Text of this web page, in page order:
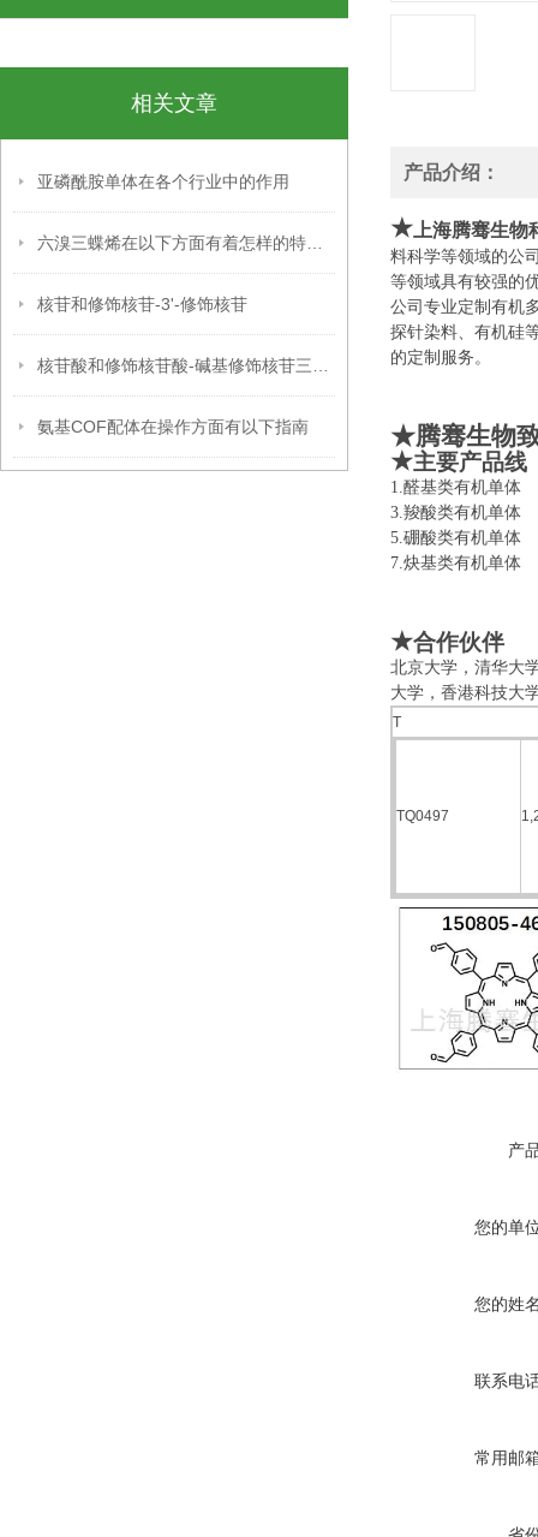
相关文章
亚磷酰胺单体在各个行业中的作用
核苷和修饰核苷-3'-修饰核苷
氨基COF配体在操作方面有以下指南
产品介绍：
★ 上海腾骞生
料科学等领域的公
等领域具有较强的
公司专业定制有机
探针染料、有机硅
的定制服务。
★腾骞生物
★主要产品线
1.醛基类有
3.羧酸类有
5.硼酸类有机
7.炔基类有机
★合作伙伴
北京大学，清华大
大学，香港科技大
T
TQ0497
产
您的单
您的姓
联系电
常用邮